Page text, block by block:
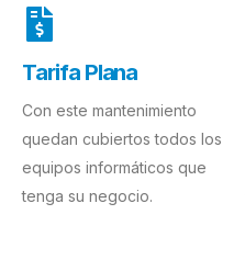
Tarifa Plana
Con este mantenimiento
quedan cubiertos todos los
equipos informáticos que
tenga su negocio.